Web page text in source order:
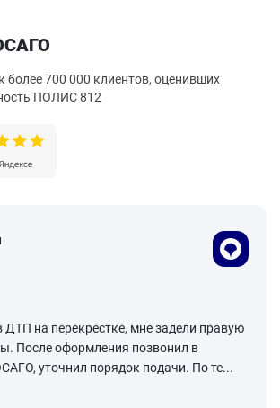
более 700 000 клиентов, оценивших
ПОЛИС 812
ДТП на перекрестке, мне задели правую
После оформления позвонил в
уточнил порядок подачи. По те...